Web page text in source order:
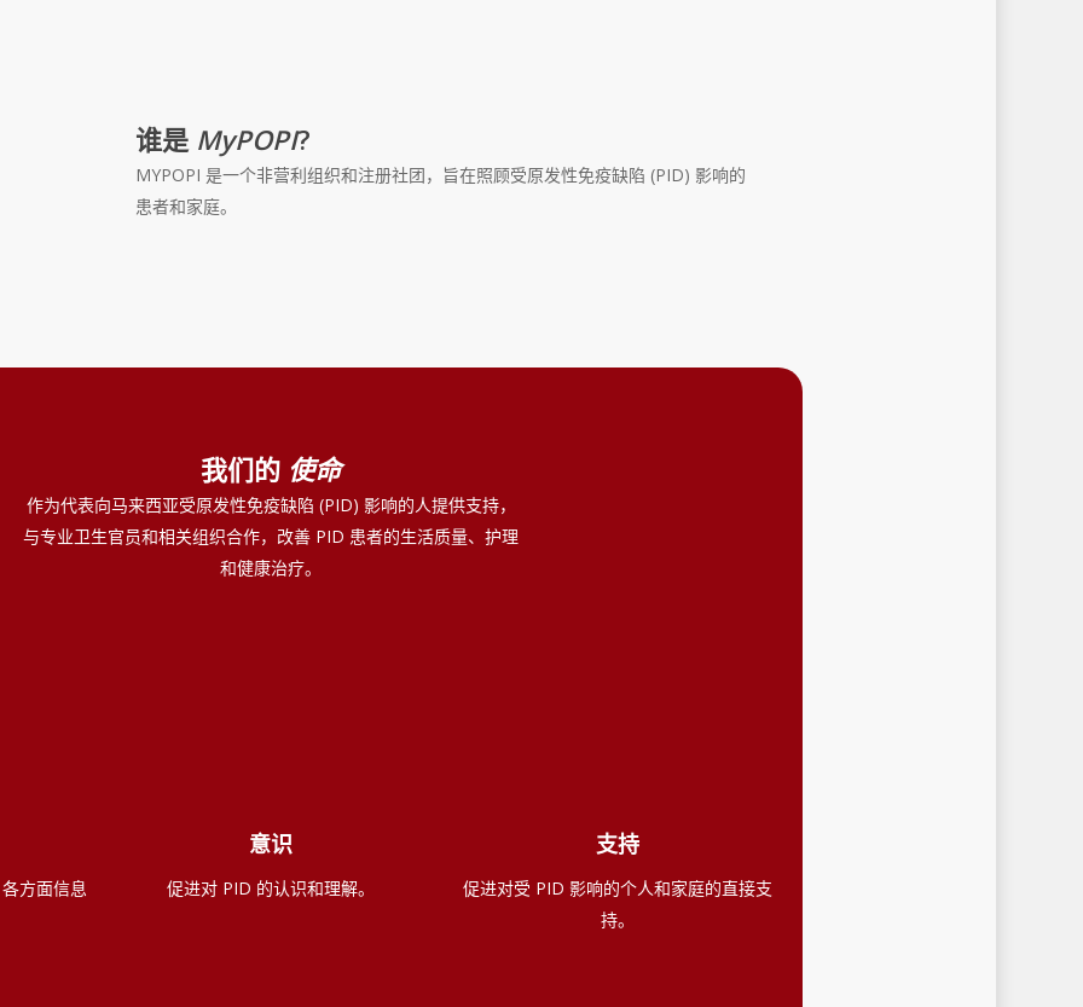
谁是 MyPOPI?
MYPOPI 是一个非营利组织和注册社团，旨在照顾受原发性免疫缺陷 (PID) 影响的
患者和家庭。
我们是谁 我们的吉祥物
我们的 使命
作为代表向马来西亚受原发性免疫缺陷 (PID) 影响的人提供支持，
与专业卫生官员和相关组织合作，改善 PID 患者的生活质量、护理
和健康治疗。
方面信息
意识
促进对 PID 的认识和理解。
支持
促进对受 PID 影响的个人和家庭的直接支
持。